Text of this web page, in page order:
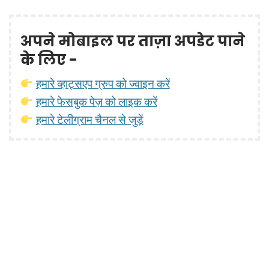
अपने मोबाइल पर ताज़ा अपडेट पाने
के लिए -
हमारे व्हाट्सएप ग्रुप को ज्वाइन करें
हमारे फेसबुक पेज़ को लाइक करें
हमारे टेलीग्राम चैनल से जुड़ें